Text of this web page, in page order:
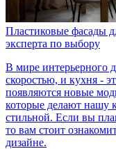
Пластиковые фасады
эксперта по выбору
В мире интерьерного
скоростью, и кухня -
появляются новые
которые делают нашу
стильной. Если вы
то вам стоит
дизайне.